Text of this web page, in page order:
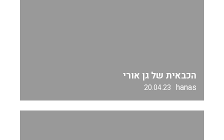
הכבאית של גן אורי
hanas
20.04.23